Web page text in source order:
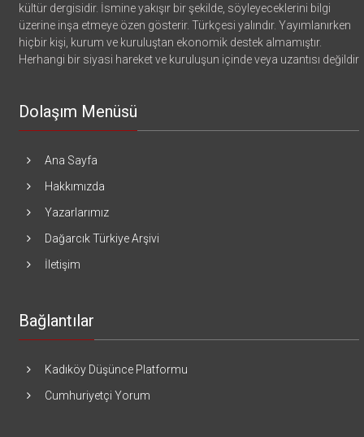
kültür dergisidir. İsmine yakışır bir şekilde, söyleyeceklerini bilgi
üzerine inşa etmeye özen gösterir. Türkçesi yalındır. Yayımlanırken
hiçbir kişi, kurum ve kuruluştan ekonomik destek almamıştır.
Herhangi bir siyasi hareket ve kuruluşun içinde veya uzantısı değildir
Dolaşım Menüsü
Ana Sayfa
Hakkımızda
Yazarlarımız
Dağarcık Türkiye Arşivi
İletişim
Bağlantılar
Kadıköy Düşünce Platformu
Cumhuriyetçi Yorum